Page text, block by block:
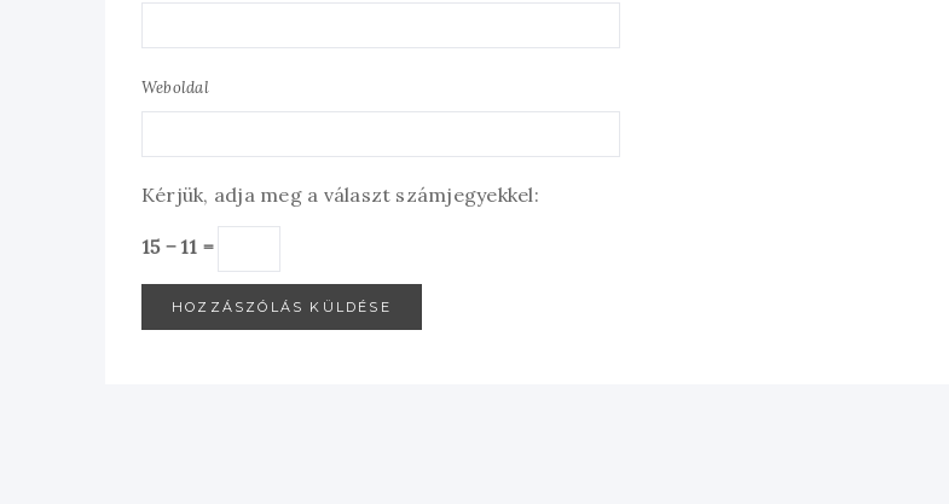
Weboldal
Kérjük, adja meg a választ számjegyekkel:
15 − 11 =